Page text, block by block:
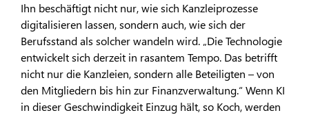
Ihn beschäftigt nicht nur, wie sich Kanzleiprozesse
digitalisieren lassen, sondern auch, wie sich der
Berufsstand als solcher wandeln wird. „Die Technologie
entwickelt sich derzeit in rasantem Tempo. Das betrifft
nicht nur die Kanzleien, sondern alle Beteiligten – von
den Mitgliedern bis hin zur Finanzverwaltung.“ Wenn KI
in dieser Geschwindigkeit Einzug hält, so Koch, werden